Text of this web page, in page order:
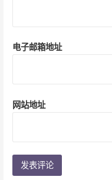
电子邮箱地址
网站地址